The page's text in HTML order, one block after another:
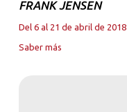
FRANK JENSEN
Del 6 al 21 de abril de 2018
Saber más